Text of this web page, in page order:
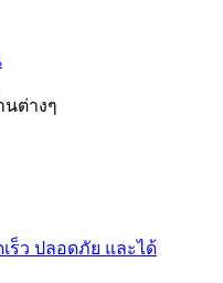
นต่างๆ
ร็ว ปลอดภัย และได้